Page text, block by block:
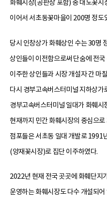
화훼시장(공판장 포함) 중 대도꽃
이어서 서초동꽃마을이 200명 정도
당시 인창상가 화훼상인 수는 30명
상인들이 이전함으로써 단숨에 전
이주한 상인들과 시장 개설자 간 마
다시 경부고속버스터미널 지하상가
경부고속버스터미널 일대가 화훼
현재까지 민간 화훼시장의 중심으
점포들은 서초동 일대 개발로 1991
(양재꽃시장)로 집단 이주하였다.
2022년 현재 전국 곳곳에 화훼단지
운영하는 화훼시장도 다수 개설되